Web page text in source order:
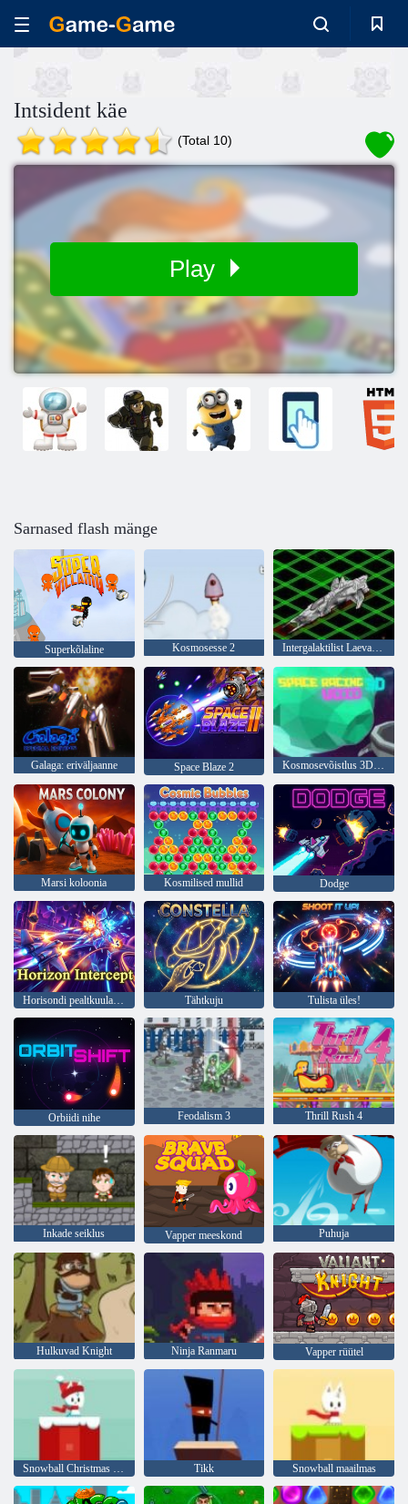
Intsident käe
(Total 10)
Play
Sarnased flash mänge
Superkõlaline Kosmosesse 2 Intergalaktilist Laevade pommitamine
Galaga: eriväljaanne Space Blaze 2 Kosmosevõistlus 3D: tühine
Marsi koloonia Kosmilised mullid Dodge
Horisondi pealtkuulamine Tähtkuju Tulista üles!
Orbiidi nihe Feodalism 3 Thrill Rush 4
Inkade seiklus Vapper meeskond Puhuja
Hulkuvad Knight Ninja Ranmaru Vapper rüütel
Snowball Christmas maailmas Tikk Snowball maailmas